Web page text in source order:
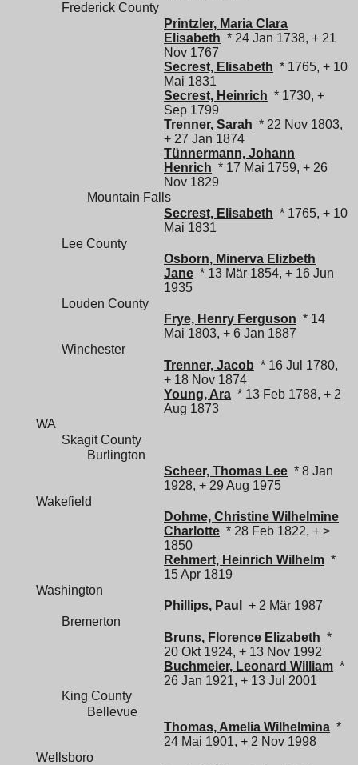
Frederick County
Printzler, Maria Clara
Elisabeth * 24 Jan 1738, + 21
Nov 1767
Secrest, Elisabeth * 1765, + 10
Mai 1831
Secrest, Heinrich * 1730, +
Sep 1799
Trenner, Sarah * 22 Nov 1803,
+ 27 Jan 1874
Tünnermann, Johann
Henrich * 17 Mai 1759, + 26
Nov 1829
Mountain Falls
Secrest, Elisabeth * 1765, + 10
Mai 1831
Lee County
Osborn, Minerva Elizbeth
Jane * 13 Mär 1854, + 16 Jun
1935
Louden County
Frye, Henry Ferguson * 14
Mai 1803, + 6 Jan 1887
Winchester
Trenner, Jacob * 16 Jul 1780,
+ 18 Nov 1874
Young, Ara * 13 Feb 1788, + 2
Aug 1873
WA
Skagit County
Burlington
Scheer, Thomas Lee * 8 Jan
1928, + 29 Aug 1975
Wakefield
Dohme, Christine Wilhelmine
Charlotte * 28 Feb 1822, + >
1850
Rehmert, Heinrich Wilhelm *
15 Apr 1819
Washington
Phillips, Paul
+ 2 Mär 1987
Bremerton
Bruns, Florence Elizabeth *
20 Okt 1924, + 13 Nov 1992
Buchmeier, Leonard William *
26 Jan 1921, + 13 Jul 2001
King County
Bellevue
Thomas, Amelia Wilhelmina *
24 Mai 1901, + 2 Nov 1998
Wellsboro